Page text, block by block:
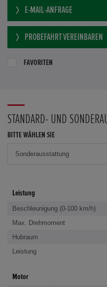
E-MAIL-ANFRAGE
PROBEFAHRT VEREINBAREN
FAVORITEN
STANDARD- UND
BITTE WÄHLEN SIE
Leistung
Beschleunigung (0-100 km/h)
Max. Drehmoment
Hubraum
Leistung
Motor